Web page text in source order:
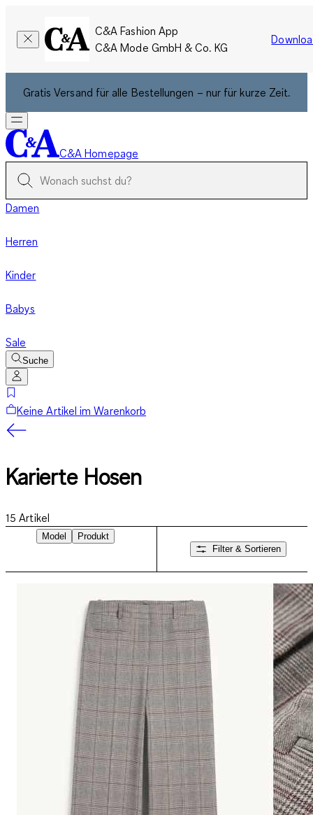
C&A Fashion App
C&A Mode GmbH & Co. KG
Gratis Versand für alle Bestellungen – nur für kurze Zeit.
C&A Homepage
Damen
Herren
Kinder
Babys
Sale
Suche
Keine Artikel im Warenkorb
Karierte Hosen
15 Artikel
Model
Produkt
Filter & Sortieren